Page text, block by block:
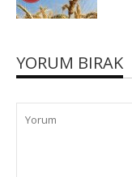
YORUM BIRAK